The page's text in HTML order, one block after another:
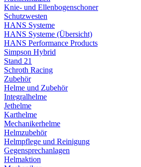
Knie- und Ellenbogenschoner
Schutzwesten
HANS Systeme
HANS Systeme (Übersicht)
HANS Performance Products
Simpson Hybrid
Stand 21
Schroth Racing
Zubehör
Helme und Zubehör
Integralhelme
Jethelme
Karthelme
Mechanikerhelme
Helmzubehör
Helmpflege und Reinigung
Gegensprechanlagen
Helmaktion